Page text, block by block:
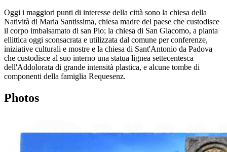
Oggi i maggiori punti di interesse della città sono la chiesa della
Natività di Maria Santissima, chiesa madre del paese che custodisce
il corpo imbalsamato di san Pio; la chiesa di San Giacomo, a pianta
ellittica oggi sconsacrata e utilizzata dal comune per conferenze,
iniziative culturali e mostre e la chiesa di Sant'Antonio da Padova
che custodisce al suo interno una statua lignea settecentesca
dell'Addolorata di grande intensità plastica, e alcune tombe di
componenti della famiglia Requesenz.
Photos